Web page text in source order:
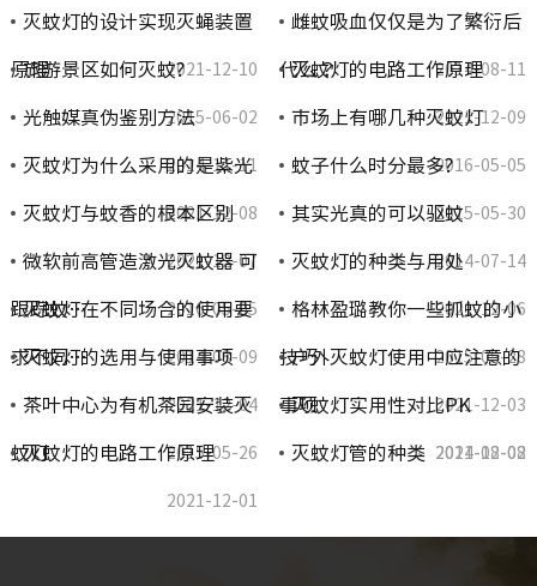
灭蚊灯的设计实现灭蝇装置
原理 2021-12-10
雌蚊吸血仅仅是为了繁衍后
代么？ 2014-08-11
旅游景区如何灭蚊?
2015-06-02
灭蚊灯的电路工作原理
2021-12-09
光触媒真伪鉴别方法
2014-11-11
市场上有哪几种灭蚊灯
2016-05-05
灭蚊灯为什么采用的是紫光
2021-12-08
蚊子什么时分最多?
2015-05-30
灭蚊灯与蚊香的根本区别
2021-12-07
其实光真的可以驱蚊
2014-07-14
微软前高管造激光灭蚊器 可
跟踪蚊… 2016-05-05
灭蚊灯的种类与用处
2021-12-06
灭蚊灯在不同场合的使用要
求不同… 2014-08-09
格林盈璐教你一些抓蚊的小
技巧 2015-05-28
灭蚊灯的选用与使用事项
2021-12-04
户外灭蚊灯使用中应注意的
事项 2021-12-03
茶叶中心为有机茶园安装灭
蚊灯 2015-05-26
灭蚊灯实用性对比PK
2021-12-02
灭蚊灯的电路工作原理
2021-12-01
灭蚊灯管的种类 2014-08-08